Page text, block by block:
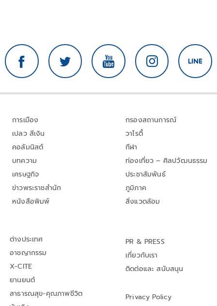
การเมือง
เปลว สีเงิน
คอลัมนิสต์
บทความ
เศรษฐกิจ
ข่าวพระราชสำนัก
หนังสือพิมพ์
กรองสถานการณ์
วาไรตี้
กีฬา
ท่องเที่ยว – ศิลปวัฒนธรรม
ประชาสัมพันธ์
ภูมิภาค
สิ่งแวดล้อม
ต่างประเทศ
อาชญากรรม
X-CITE
ยานยนต์
สาธารณสุข-คุณภาพชีวิต
PR & PRESS
เกี่ยวกับเรา
ติดต่อและ สนับสนุน
Privacy Policy